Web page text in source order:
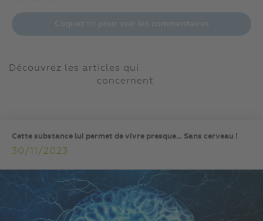
Découvrez les articles qui
concernent
...
Cette substance lui permet de vivre presque… Sans cerveau !
30/11/2023